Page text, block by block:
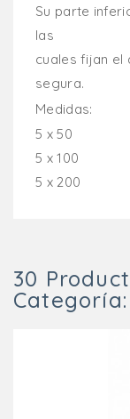
Su parte
las
cuales fijan el
segura.
Medidas:
5 x 50
5 x 100
5 x 200
30
Categoría: